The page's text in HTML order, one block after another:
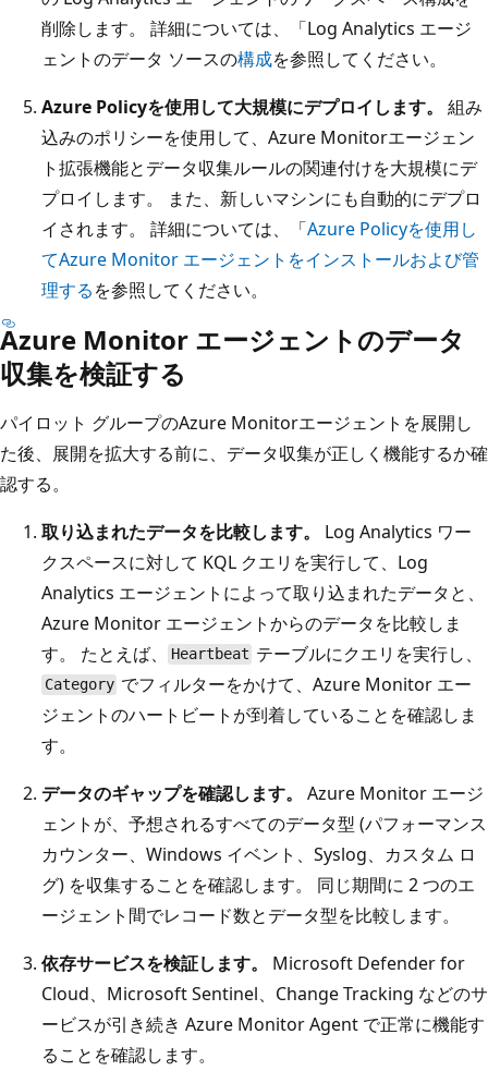
削除します。 詳細については、「Log Analytics エージ
ェントのデータ ソースの構成を参照してください。
Azure Policyを使用して大規模にデプロイします。
組み
込みのポリシーを使用して、Azure Monitorエージェン
ト拡張機能とデータ収集ルールの関連付けを大規模にデ
プロイします。 また、新しいマシンにも自動的にデプロ
イされます。 詳細については、「Azure Policyを使用し
てAzure Monitor エージェントをインストールおよび管
理するを参照してください。
Azure Monitor エージェントのデータ
収集を検証する
パイロット グループのAzure Monitorエージェントを展開し
た後、展開を拡大する前に、データ収集が正しく機能するか確
認する。
取り込まれたデータを比較します。
Log Analytics ワー
クスペースに対して KQL クエリを実行して、Log
Analytics エージェントによって取り込まれたデータと、
Azure Monitor エージェントからのデータを比較しま
す。 たとえば、
Heartbeat テーブルにクエリを実行し、
Category でフィルターをかけて、Azure Monitor エー
ジェントのハートビートが到着していることを確認しま
す。
データのギャップを確認します。
Azure Monitor エージ
ェントが、予想されるすべてのデータ型 (パフォーマンス
カウンター、Windows イベント、Syslog、カスタム ロ
グ) を収集することを確認します。 同じ期間に 2 つのエ
ージェント間でレコード数とデータ型を比較します。
依存サービスを検証します。
Microsoft Defender for
Cloud、Microsoft Sentinel、Change Tracking などのサ
ービスが引き続き Azure Monitor Agent で正常に機能す
ることを確認します。